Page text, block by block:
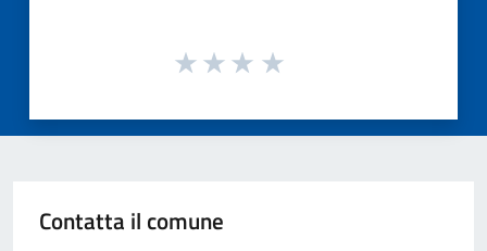
Contatta il comune